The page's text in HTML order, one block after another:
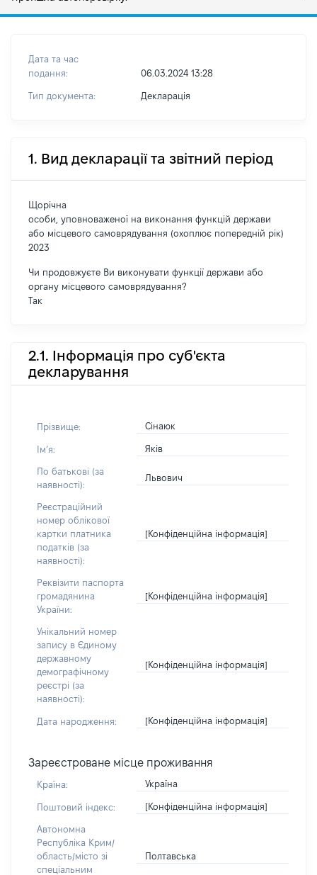
Дата та час
подання:
06.03.2024 13:28
Тип документа: Декларація
1. Вид декларації та звітний період
Щорічна
особи, уповноваженої на виконання функцій держави
або місцевого самоврядування (охоплює попередній рік)
2023
Чи продовжуєте Ви виконувати функції держави або
органу місцевого самоврядування?
Так
2.1. Інформація про суб'єкта
декларування
Прізвище: Сінаюк
Імʼя: Яків
По батькові (за
наявності):
Львович
Реєстраційний
номер облікової
картки платника
податків (за
наявності):
[Конфіденційна інформація]
Реквізити паспорта
громадянина
України:
[Конфіденційна інформація]
Унікальний номер
запису в Єдиному
державному
демографічному
реєстрі (за
наявності):
[Конфіденційна інформація]
Дата народження: [Конфіденційна інформація]
Зареєстроване місце проживання
Країна: Україна
Поштовий індекс: [Конфіденційна інформація]
Автономна
Республіка Крим/
область/місто зі
спеціальним
Полтавська